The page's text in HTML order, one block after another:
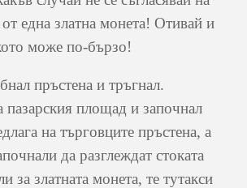
една златна монета! Отивай и
може по-бързо!
пръстена и тръгнал.
пазарския площад и започнал
на търговците пръстена, а
да разглеждат стоката
за златната монета, те тутакси